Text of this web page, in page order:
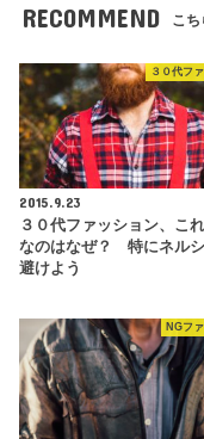
RECOMMEND こち
３０代フ
2015.9.23
３０代ファッション、こ
なのはなぜ？ 特にネル
避けよう
NGフ